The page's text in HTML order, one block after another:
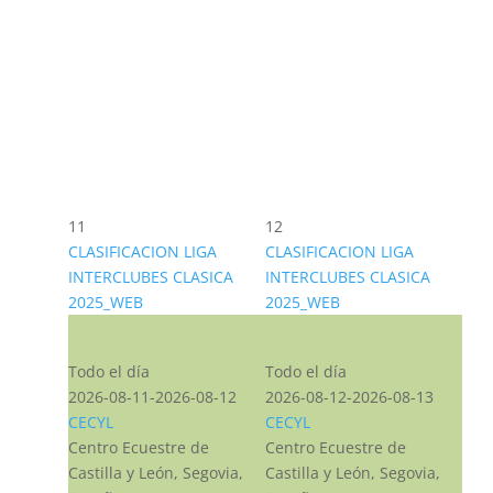
11
CLASIFICACION LIGA
INTERCLUBES CLASICA
2025_WEB
Todo el día
2026-08-11-2026-08-12
CECYL
Centro Ecuestre de
Castilla y León, Segovia,
12
CLASIFICACION LIGA
INTERCLUBES CLASICA
2025_WEB
Todo el día
2026-08-12-2026-08-13
CECYL
Centro Ecuestre de
Castilla y León, Segovia,